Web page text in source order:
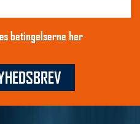
betingelserne her